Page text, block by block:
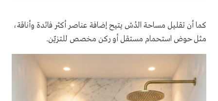
كما أن تقليل مساحة الدُش يتيح إضافة عناصر أكثر فائدة وأناقة،
مثل حوض استحمام مستقل أو ركن مخصص للتزيّن.